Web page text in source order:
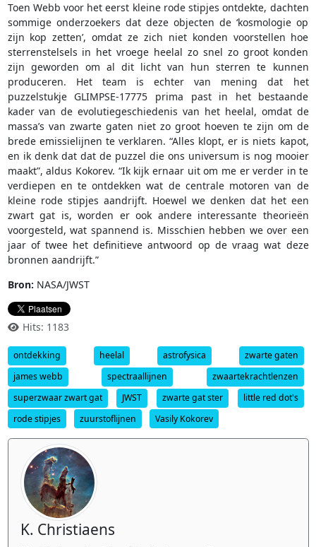
Toen Webb voor het eerst kleine rode stipjes ontdekte, dachten
sommige onderzoekers dat deze objecten de ‘kosmologie op
zijn kop zetten’, omdat ze zich niet konden voorstellen hoe
sterrenstelsels in het vroege heelal zo snel zo groot konden
zijn geworden om al dit licht van hun sterren te kunnen
produceren. Het team is echter van mening dat het
puzzelstukje GLIMPSE-17775 prima past in het bestaande
kader van de evolutiegeschiedenis van het heelal, omdat de
massa’s van zwarte gaten niet zo groot hoeven te zijn om de
brede emissielijnen te verklaren. “Alles klopt, er is niets kapot,
en ik denk dat dat de puzzel die ons universum is nog mooier
maakt”, aldus Kokorev. “Ik kijk ernaar uit om me er verder in te
verdiepen en te ontdekken wat de centrale motoren van de
kleine rode stipjes aandrijft. Hoewel we denken dat het een
zwart gat is, worden er ook andere interessante theorieën
voorgesteld, wat spannend is. Misschien hebben we over een
jaar of twee het definitieve antwoord op de vraag wat deze
bronnen aandrijft.”
Bron: NASA/JWST
Hits: 1183
ontdekking heelal astrofysica
zwarte gaten
james webb
spectraallijnen
zwaartekrachtlenzen
superzwaar zwart gat
JWST zwarte gat ster
little red dot's
rode stipjes
zuurstoflijnen Vasily Kokorev
K. Christiaens